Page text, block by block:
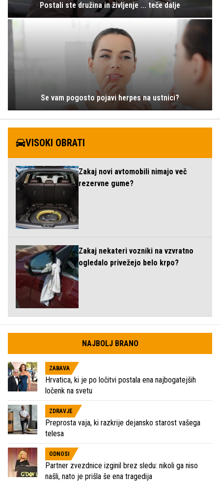
Postali ste družina in življenje ... teče dalje
Se vam pogosto pojavi herpes na ustnici?
VISOKI OBRATI
Zakaj novi avtomobili nimajo več
rezervne gume?
Zakaj nekateri vozniki na vzvratno
ogledalo privežejo belo krpo?
NAJBOLJ BRANO
ZABAVA
Hrvatica, ki je po ločitvi postala ena najbogatejših
ločenk na svetu
ZDRAVJE
Preprosta vaja, ki razkrije dejansko starost vašega
telesa
ODNOSI
Partner zvezdnice izginil brez sledu: nikoli ga niso
našli, nato je prišla še ena tragedija